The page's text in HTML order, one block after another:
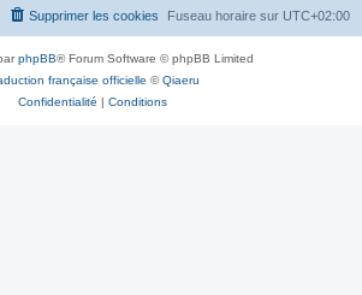
Fuseau horaire sur UTC+02:00
Supprimer les cookies
phpBB® Forum Software © phpBB Limited
française officielle ©Qiaeru
Confidentialité | Conditions